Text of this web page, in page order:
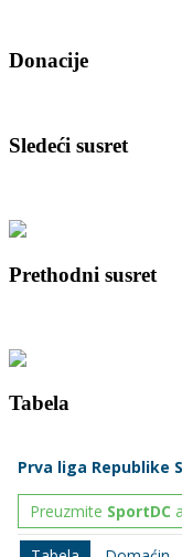
Donacije
Sledeći susret
Prethodni susret
Tabela